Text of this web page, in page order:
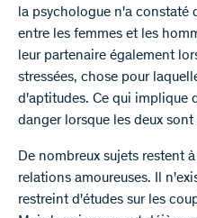
la psychologue n'a constaté
entre les femmes et les
leur partenaire également
stressées, chose pour
d'aptitudes. Ce qui implique
danger lorsque les deux sont
De nombreux sujets restent
relations amoureuses. Il
restreint d'études sur les